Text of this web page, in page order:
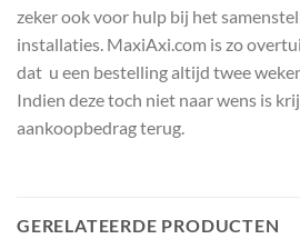
zeker ook voor hulp bij het
installaties. MaxiAxi.com is zo
dat u een bestelling altijd twee
Indien deze toch niet naar wens is
aankoopbedrag terug.
GERELATEERDE PRODUCTEN